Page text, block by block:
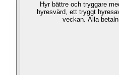
Hyr bättre och tryggare
hyresvärd, ett tryggt
veckan. Alla